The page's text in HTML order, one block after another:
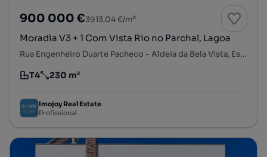
900 000 €3913,04 €/m²
Moradia V3 + 1 Com Vista Rio no Parchal, Lagoa
Rua Engenheiro Duarte Pacheco - Aldeia da Bela Vista, Estômbar e Parchal, Lagoa, Faro
Tipologia
T4
Preço por metro quadrado
230 m²
Imojoy Real Estate
Profissional